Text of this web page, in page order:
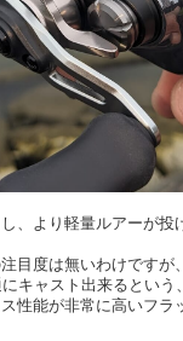
、より軽量ルアーが投
目度は無いわけですが
キャスト出来るという
性能が非常に高いフラ